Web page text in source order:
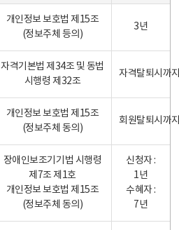
개인정보 보호법 제15조
(정보주체 등의)
3년
자격기본법 제34조 및 동법
시행령 제32조
자격탈퇴시까
개인정보 보호법 제15조
(정보주체 동의)
회원탈퇴시까
장애인보조기기법 시행령
제7조 제1호
개인정보 보호법 제15조
(정보주체 동의)
신청자 :
1년
수혜자 :
7년